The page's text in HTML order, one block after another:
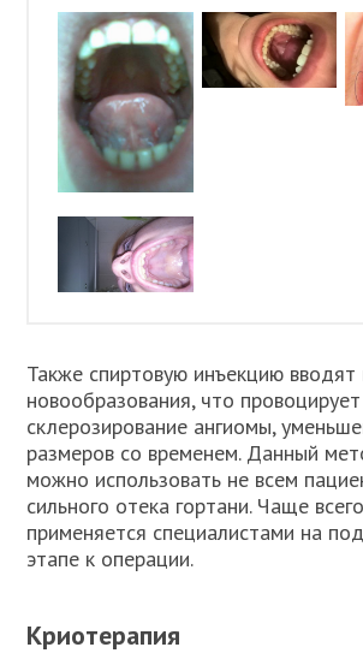
Также спиртовую инъекцию вводят
новообразования, что провоцирует
склерозирование ангиомы,
размеров со временем. Данный
можно использовать не всем
сильного отека гортани. Чаще
применяется специалистами на
этапе к операции.
Криотерапия